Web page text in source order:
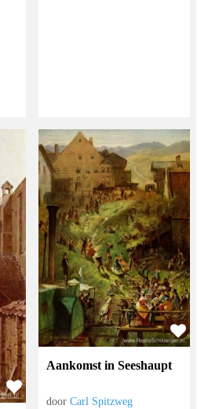
Aankomst in Seeshaupt
doorCarl Spitzweg